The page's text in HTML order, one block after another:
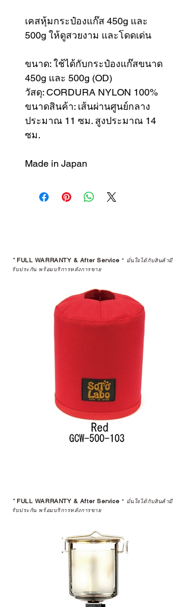
เคสหุ้มกระป๋องแก๊ส 450g และ
500g ให้ดูสวยงาม และโดดเด่น
ขนาด: ใช้ได้กับกระป๋องแก๊สขนาด
450g และ 500g (OD)
วัสดุ: CORDURA NYLON 100%
ขนาดสินค้า: เส้นผ่านศูนย์กลาง
ประมาณ 11 ซม. สูงประมาณ 14
ซม.
Made in Japan
*FULL WARRANTY & After Service * มั่นใจได้กับสินค้ามี
รับประกัน พร้อมบริการหลังการขาย
*FULL WARRANTY & After Service * มั่นใจได้กับสินค้ามี
รับประกัน พร้อมบริการหลังการขาย